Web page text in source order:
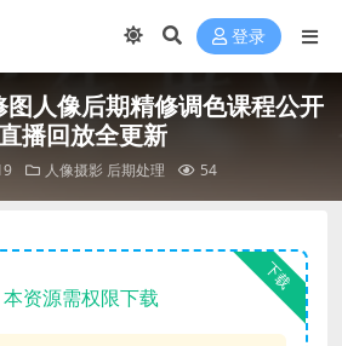
登录
人像后期精修调色课程公开
播回放全更新
人像摄影 后期处理 54
下载
本资源需权限下载